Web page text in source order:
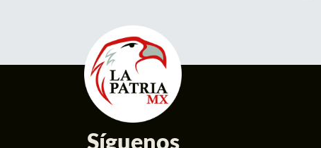
Síguenos